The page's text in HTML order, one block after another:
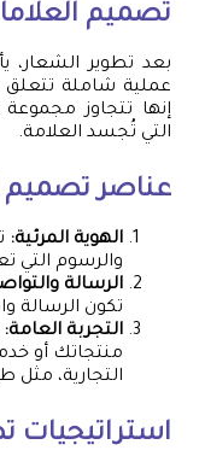
تصميم
بعد تطوير الشعار،
عملية شاملة تتعلق
إنها تتجاوز
التي تُجسد العلامة.
عناصر تصميم
الهوية المرئية:
والرسوم التي
الرسالة
تكون الرسالة
التجربة العامة:
منتجاتك أو
التجارية، مثل
استراتيجيات